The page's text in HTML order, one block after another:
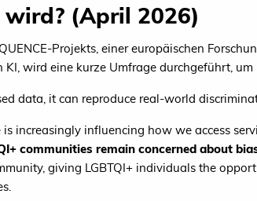
(April 2026)
Projekts, einer europäischen
KI, wird eine kurze Umfrage durchgeführt,
data, it can reproduce real-world
increasingly influencing how we access
communities remain concerned about
giving LGBTQI+ individuals the